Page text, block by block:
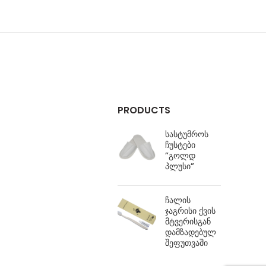
PRODUCTS
სასტუმროს
ჩუსტები
”გოლდ
პლუსი”
ჩალის
ჯაგრისი ქვის
მტვერისგან
დამზადებულ
შეფუთვაში